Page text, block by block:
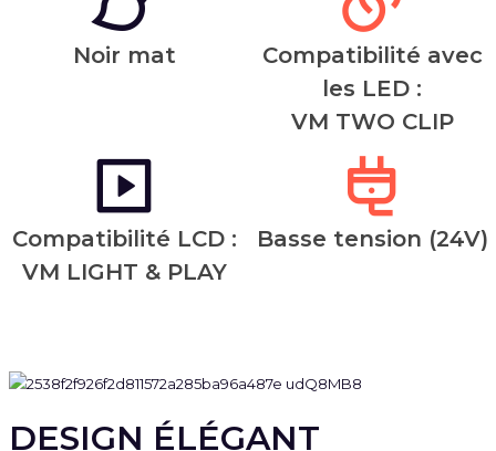
Noir mat
Compatibilité avec
les LED :
VM TWO CLIP
Compatibilité LCD :
VM LIGHT & PLAY
Basse tension (24V)
DESIGN ÉLÉGANT